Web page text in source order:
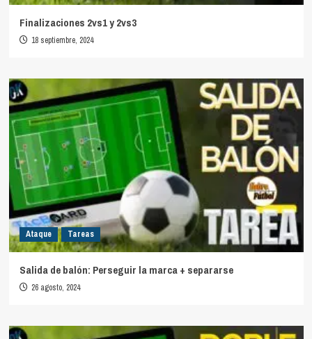
Finalizaciones 2vs1 y 2vs3
18 septiembre, 2024
Ataque Tareas
Salida de balón: Perseguir la marca + separarse
26 agosto, 2024